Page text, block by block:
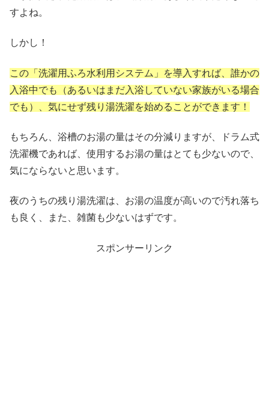
すよね。
しかし！
この「洗濯用ふろ水利用システム」を導入すれば、誰かの
入浴中でも（あるいはまだ入浴していない家族がいる場合
でも）、気にせず残り湯洗濯を始めることができます！
もちろん、浴槽のお湯の量はその分減りますが、ドラム式
洗濯機であれば、使用するお湯の量はとても少ないので、
気にならないと思います。
夜のうちの残り湯洗濯は、お湯の温度が高いので汚れ落ち
も良く、また、雑菌も少ないはずです。
スポンサーリンク